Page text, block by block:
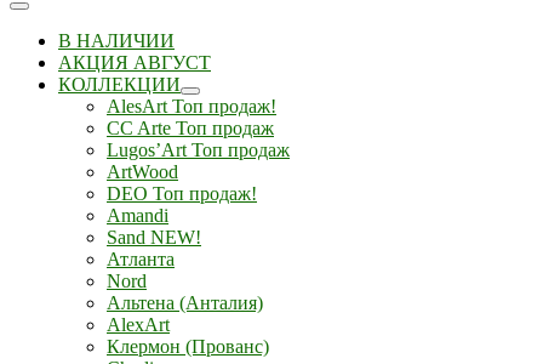
В НАЛИЧИИ
АКЦИЯ АВГУСТ
КОЛЛЕКЦИИ
AlesArt Топ продаж!
CC Arte Топ продаж
Lugos’Art Топ продаж
ArtWood
DEO Топ продаж!
Amandi
Sand NEW!
Атланта
Nord
Альтена (Анталия)
AlexArt
Клермон (Прованс)